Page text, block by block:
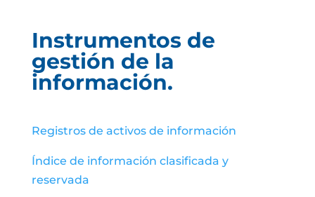
Instrumentos de
gestión de la
información.
Registros de activos de información
Índice de información clasificada y
reservada